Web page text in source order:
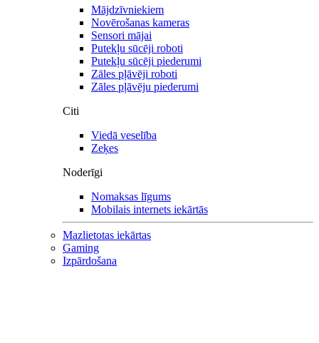
Mājdzīvniekiem
Novērošanas kameras
Sensori mājai
Putekļu sūcēji roboti
Putekļu sūcēji piederumi
Zāles pļāvēji roboti
Zāles pļāvēju piederumi
Citi
Viedā veselība
Zeķes
Noderīgi
Nomaksas līgums
Mobilais internets iekārtās
Mazlietotas iekārtas
Gaming
Izpārdošana